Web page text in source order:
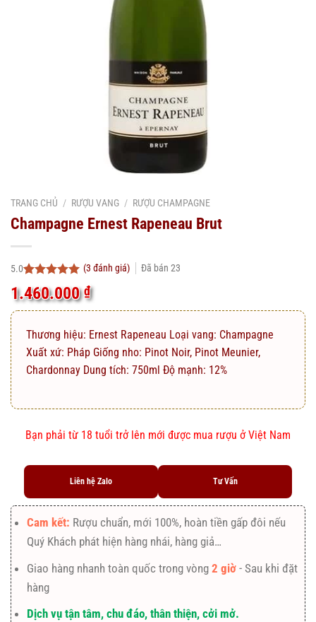
TRANG CHỦ / RƯỢU VANG / RƯỢU CHAMPAGNE
Champagne Ernest Rapeneau Brut
5.0
5.0trên 5
dựa trên
3
đánh giá
(3 đánh giá) Đã bán 23
1.460.000₫
Thương hiệu: Ernest Rapeneau Loại vang: Champagne
Xuất xứ: Pháp Giống nho: Pinot Noir, Pinot Meunier,
Chardonnay Dung tích: 750ml Độ mạnh: 12%
Bạn phải từ 18 tuổi trở lên mới được mua rượu ở Việt Nam
Liên hệ Zalo Tư Vấn
Cam kết: Rượu chuẩn, mới 100%, hoàn tiền gấp đôi nếu
Quý Khách phát hiện hàng nhái, hàng giả…
Giao hàng nhanh toàn quốc trong vòng2 giờ - Sau khi đặt
hàng
Dịch vụ tận tâm, chu đáo, thân thiện, cởi mở.